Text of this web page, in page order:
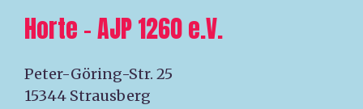
Horte – AJP 1260 e.V.
Peter-Göring-Str. 25
15344 Strausberg